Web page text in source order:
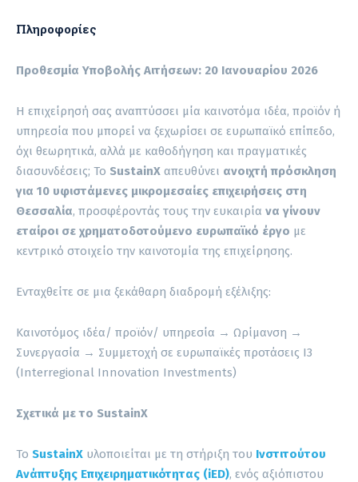
Πληροφορίες
Προθεσμία Υποβολής Αιτήσεων: 20 Ιανουαρίου 2026
Η επιχείρησή σας αναπτύσσει μία καινοτόμα ιδέα, προϊόν ή
υπηρεσία που μπορεί να ξεχωρίσει σε ευρωπαϊκό επίπεδο,
όχι θεωρητικά, αλλά με καθοδήγηση και πραγματικές
διασυνδέσεις; Το SustainX απευθύνει ανοιχτή πρόσκληση
για 10 υφιστάμενες μικρομεσαίες επιχειρήσεις στη
Θεσσαλία, προσφέροντάς τους την ευκαιρία να γίνουν
εταίροι σε χρηματοδοτούμενο ευρωπαϊκό έργο με
κεντρικό στοιχείο την καινοτομία της επιχείρησης.
Ενταχθείτε σε μια ξεκάθαρη διαδρομή εξέλιξης:
Καινοτόμος ιδέα/ προϊόν/ υπηρεσία → Ωρίμανση →
Συνεργασία → Συμμετοχή σε ευρωπαϊκές προτάσεις I3
(Interregional Innovation Investments)
Σχετικά με το SustainX
Το SustainX υλοποιείται με τη στήριξη του Ινστιτούτου
Ανάπτυξης Επιχειρηματικότητας (iED), ενός αξιόπιστου